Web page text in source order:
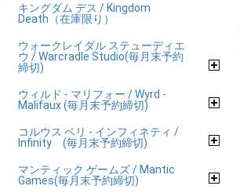
キングダム デス / Kingdom
Death（在庫限り）
ウォークレイダル ステューディエ
ウ / Warcradle Studio(毎月末予約
締切)
ウィルド - マリフォー / Wyrd -
Malifaux (毎月末予約締切)
コルウス ベリ - インフィネティ /
Infinity (毎月末予約締切)
マンティック ゲームズ / Mantic
Games(毎月末予約締切)